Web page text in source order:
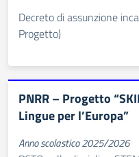
Decreto di assunzione
Progetto)
PNRR – Progetto
Lingue per l’Europa”
Anno scolastico 2025/2026